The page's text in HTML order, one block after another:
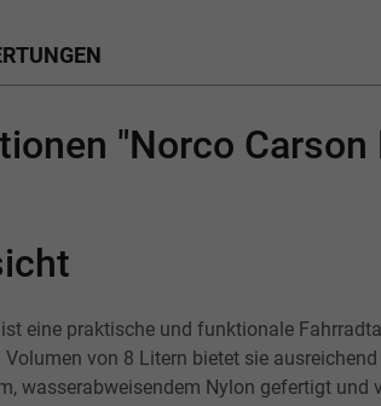
"Norco
eine praktische und funktionale
von 8 Litern bietet sie
wasserabweisendem Nylon gefertigt